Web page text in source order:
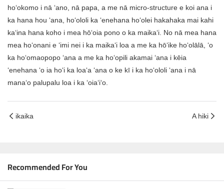
hoʻokomo i nā ʻano, nā papa, a me nā micro-structure e koi ana i
ka hana hou ʻana, hoʻololi ka ʻenehana hoʻolei hakahaka mai kahi
kaʻina hana koho i mea hōʻoia pono o ka maikaʻi. No nā mea hana
mea hoʻonani e ʻimi nei i ka maikaʻi loa a me ka hōʻike hoʻolālā, ʻo
ka hoʻomaopopo ʻana a me ka hoʻopili akamai ʻana i kēia
ʻenehana ʻo ia hoʻi ka loaʻa ʻana o ke kī i ka hoʻololi ʻana i nā
manaʻo palupalu loa i ka ʻoiaʻiʻo.
ikaika A hiki
Recommended For You